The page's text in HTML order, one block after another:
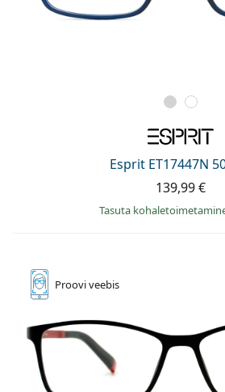
Esprit ET17447N
139,99 €
Tasuta
Prooviveebis